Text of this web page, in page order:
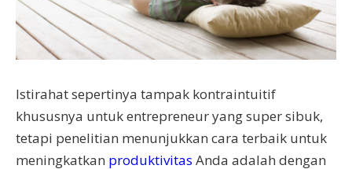
Istirahat sepertinya tampak kontraintuitif
khususnya untuk entrepreneur yang super sibuk,
tetapi penelitian menunjukkan cara terbaik untuk
meningkatkan produktivitas Anda adalah dengan